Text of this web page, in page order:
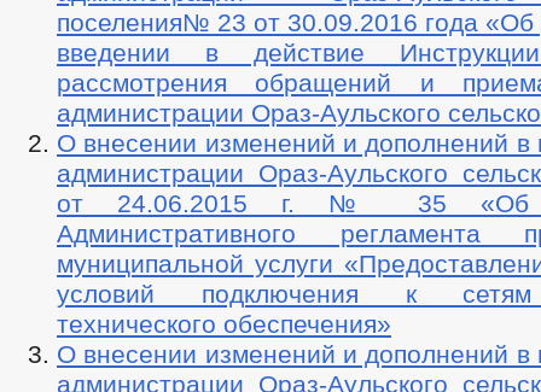
поселения№ 23 от 30.09.2016 года «Об
введении в действие
рассмотрения обращений и
администрации Ораз-Аульского
О внесении изменений и дополнений в
администрации Ораз-Аульского
от 24.06.2015 г. № 35 «Об
Административного регламента
муниципальной услуги
условий подключения к сетям
технического обеспечения»
О внесении изменений и дополнений в
администрации Ораз-Аульского